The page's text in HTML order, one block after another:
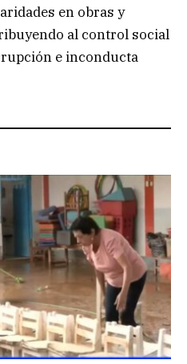
en obras y
al control social
e inconducta